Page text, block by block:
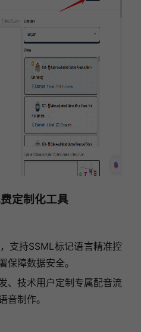
定制化工具
支持SSML标记语言精准控
保障数据安全。
、技术用户定制专属配音流
音制作。